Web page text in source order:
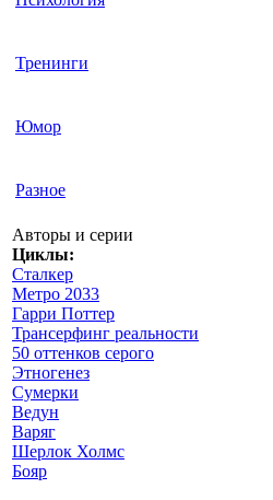
Тренинги
Юмор
Разное
Авторы и серии
Циклы:
Сталкер
Метро 2033
Гарри Поттер
Трансерфинг реальности
50 оттенков серого
Этногенез
Сумерки
Ведун
Варяг
Шерлок Холмс
Бояр